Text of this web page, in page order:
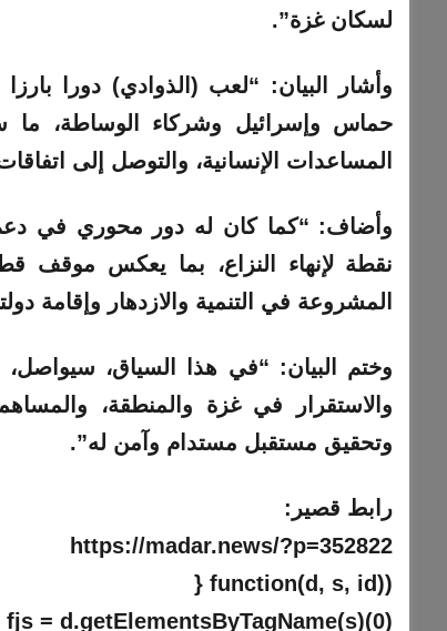
لسكان غزة”.
وأشار البيان: “لعب (الذوادي) دورا
حماس وإسرائيل وشركاء الوساطة،
المساعدات الإنسانية، والتوصل إلى
نقطة لإنهاء النزاع، بما يعكس موقف
المشروعة في التنمية والازدهار وإقامة
وختم البيان: “في هذا السياق، سيواصل،
والاستقرار في غزة والمنطقة،
وتحقيق مستقبل مستدام وآمن له”.
رابط قصير:
https://madar.news/?p=352822
(function(d, s, id) {
= d.getElementsByTagName(s)(0);